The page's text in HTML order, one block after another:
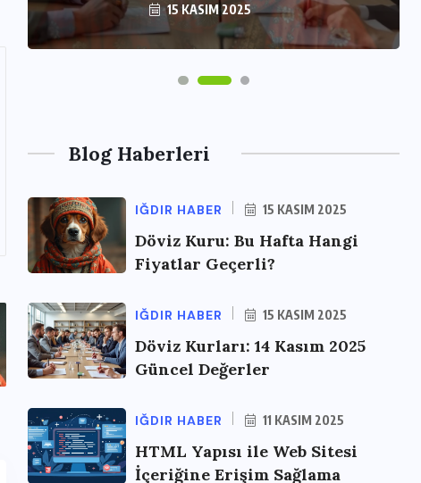
15 KASIM 2025
Blog Haberleri
IĞDIR HABER 15 KASIM 2025
Döviz Kuru: Bu Hafta Hangi
Fiyatlar Geçerli?
IĞDIR HABER 15 KASIM 2025
Döviz Kurları: 14 Kasım 2025
Güncel Değerler
IĞDIR HABER 11 KASIM 2025
HTML Yapısı ile Web Sitesi
İçeriğine Erişim Sağlama